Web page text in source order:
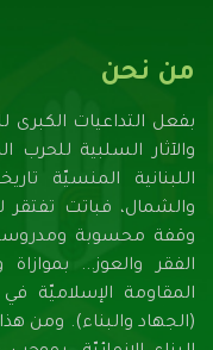
من نحن
والآثار السلبية للحرب
اللبنانية المنسيّة
والشمال، فباتت تفتقر
وقفة محسوبة ومدروسة
الفقر والعوز...
المقاومة الإسلاميّة
(الجهاد والبناء).